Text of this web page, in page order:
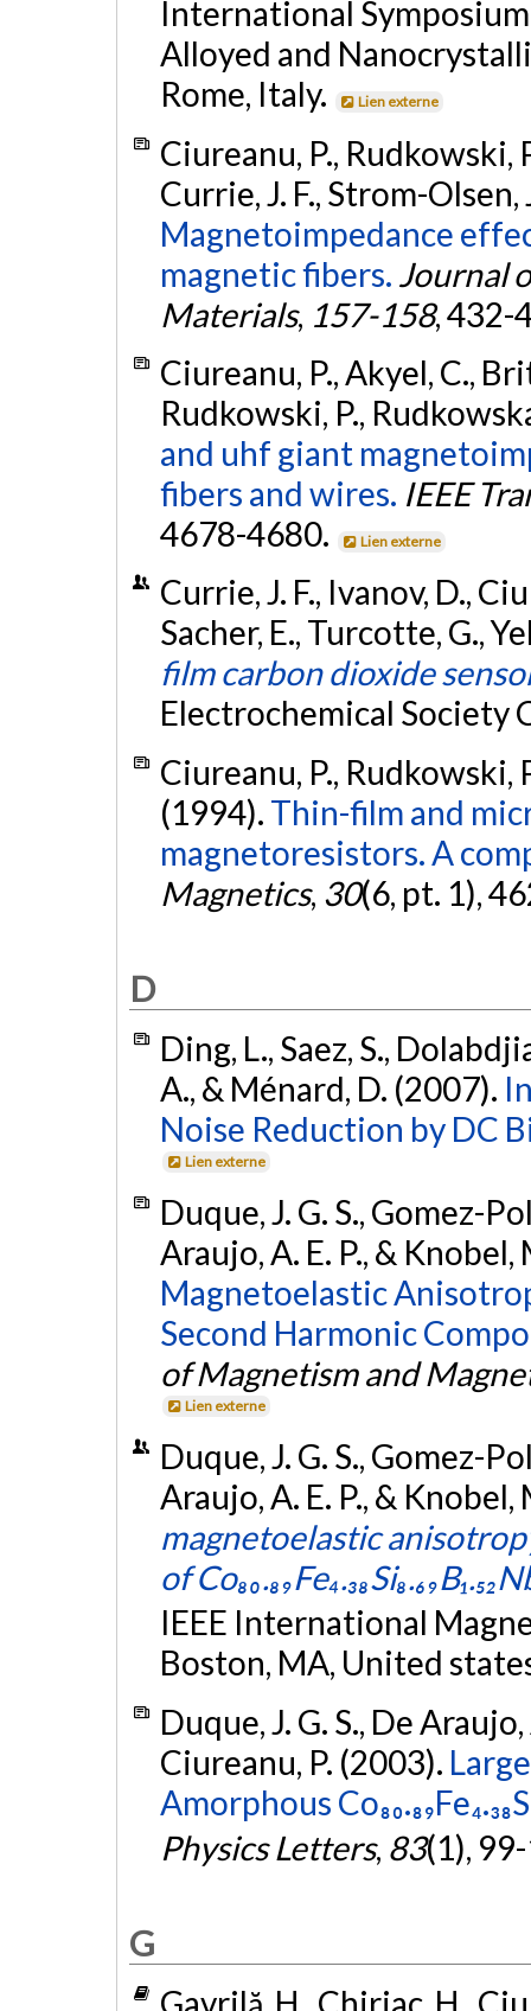
International
Alloyed and
Rome, Italy.
Lien externe
Ciureanu, P., Rudkowski,
Currie, J. F., Strom-Olsen,
Magnetoimpedance
magnetic fibers. Journal
Materials, 157-158, 432-
Ciureanu, P., Akyel, C.,
Rudkowski, P.,
and uhf giant
fibers and wires. IEEE
4678-4680.
Lien externe
Currie, J. F., Ivanov, D.,
Sacher, E., Turcotte, G.,
film carbon dioxide
Electrochemical Society
Ciureanu, P., Rudkowski,
(1994). Thin-film and
magnetoresistors. A
Magnetics, 30(6, pt. 1),
D
Ding, L., Saez, S.,
A., & Ménard, D. (2007).
Noise Reduction by DC
Lien externe
Duque, J. G. S., Gomez-
Araujo, A. E. P., &
Magnetoelastic
Second Harmonic
of Magnetism and
Lien externe
Duque, J. G. S., Gomez-
Araujo, A. E. P., &
magnetoelastic
of
IEEE International
Boston, MA, United
Duque, J. G. S., De
Ciureanu, P. (2003).
Amorphous
Physics Letters, 83(1),
G
Gavrilă, H., Chiriac, H.,